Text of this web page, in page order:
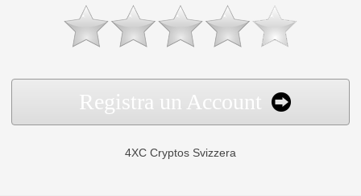
Registra un Account
4XC Cryptos Svizzera